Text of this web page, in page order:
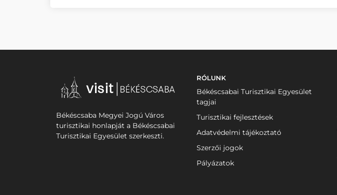
Békéscsaba Megyei Jogú Város
turisztikai honlapját a Békéscsabai
Turisztikai Egyesület szerkeszti.
RÓLUNK
Békéscsabai Turisztikai Egyesület
tagjai
Turisztikai fejlesztések
Adatvédelmi tájékoztató
Szerzői jogok
Pályázatok